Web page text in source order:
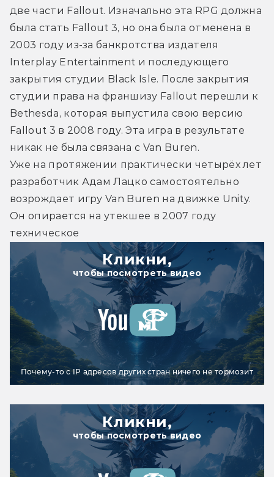
две части Fallout. Изначально эта RPG должна
была стать Fallout 3, но она была отменена в
2003 году из-за банкротства издателя
Interplay Entertainment и последующего
закрытия студии Black Isle. После закрытия
студии права на франшизу Fallout перешли к
Bethesda, которая выпустила свою версию
Fallout 3 в 2008 году. Эта игра в результате
никак не была связана с Van Buren.
Уже на протяжении практически четырёх лет
разработчик Адам Лацко самостоятельно
возрождает игру Van Buren на движке Unity.
Он опирается на утекшее в 2007 году
техническое
Кликни,
чтобы посмотреть видео
Почему-то с IP адресов других стран ничего не тормозит
Кликни,
чтобы посмотреть видео